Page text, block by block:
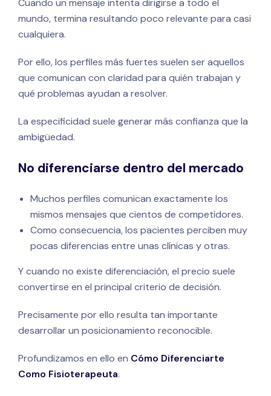
Cuando un mensaje intenta dirigirse a todo el
mundo, termina resultando poco relevante para casi
cualquiera.
Por ello, los perfiles más fuertes suelen ser aquellos
que comunican con claridad para quién trabajan y
qué problemas ayudan a resolver.
La especificidad suele generar más confianza que la
ambigüedad.
No diferenciarse dentro del mercado
Muchos perfiles comunican exactamente los
mismos mensajes que cientos de competidores.
Como consecuencia, los pacientes perciben muy
pocas diferencias entre unas clínicas y otras.
Y cuando no existe diferenciación, el precio suele
convertirse en el principal criterio de decisión.
Precisamente por ello resulta tan importante
desarrollar un posicionamiento reconocible.
Profundizamos en ello en Cómo Diferenciarte
Como Fisioterapeuta.